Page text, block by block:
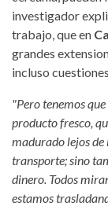
investigador
trabajo, que en
grandes
incluso
"Pero tenemos
producto fresco,
madurado lejos de
transporte; sino
dinero. Todos
estamos